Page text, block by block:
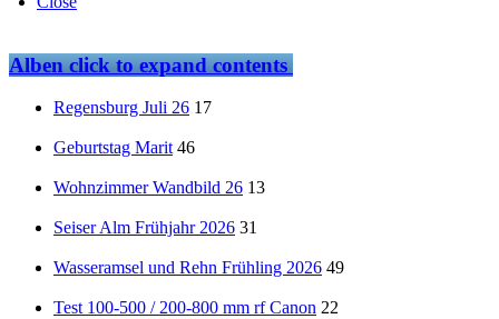
Albenclick to expand contents
Regensburg Juli 26 17
Geburtstag Marit 46
Wohnzimmer Wandbild 26 13
Seiser Alm Frühjahr 2026 31
Wasseramsel und Rehn Frühling 2026 49
Test 100-500 / 200-800 mm rf Canon 22